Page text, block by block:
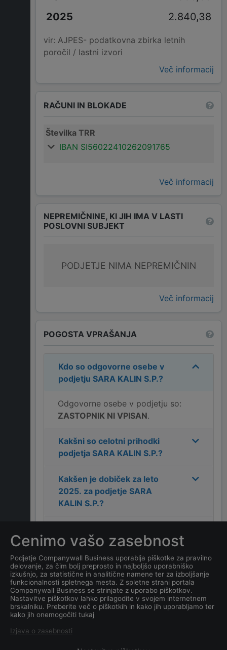
2.840,38
vir: AJPES- podatkovna zbirka letnih
poročil / lastni izvori
Več informacij
RAČUNI IN BLOKADE
Številka TRR
IBAN SI56022410262091765
Več informacij
NEPREMIČNINE, KI JIH IMA V LASTI
POSLOVNI SUBJEKT
PODJETJE NIMA NEPREMIČNIN
Več informacij
POGOSTA VPRAŠANJA
Kdo so odgovorne osebe v
podjetju SARA KALIN S.P.?
Odgovorne osebe v podjetju so:
ZASTOPNIK NI VPISAN.
Kakšni so celotni prihodki
podjetja SARA KALIN S.P.?
Kakšen je dobiček za leto
2025. za podjetje SARA
KALIN S.P.?
SARA KALIN S.P.?
Kakšen je kontakt podjetja
SARA KALIN S.P. ?
Kateri je datum ustanovitve
podjetjaSARA KALIN S.P.
Cenimo vašo zasebnost
Podjetje Companywall Business uporablja piškotke za pravilno
delovanje, za čim bolj preprosto in najboljšo uporabniško
izkušnjo, za statistične in analitične namene ter za izboljšanje
funkcionalnosti spletnega mesta. Z spletne strani portala
Companywall Business se strinjate z uporabo piškotkov.
Nastavitve piškotkov lahko prilagodite v svojem internetnem
brskalniku. Preberite več o piškotkih in kako jih uporabljamo ter
kako jih onemogočiti tukaj
Izjava o zasebnosti